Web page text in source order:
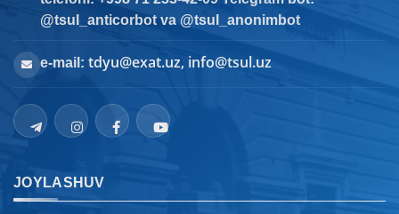
@tsul_anticorbot va @tsul_anonimbot
e-mail: tdyu@exat.uz, info@tsul.uz
JOYLASHUV